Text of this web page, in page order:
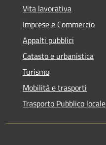
Vita lavorativa
Imprese e Commercio
Appalti pubblici
Catasto e urbanistica
Turismo
Mobilità e trasporti
Trasporto Pubblico locale